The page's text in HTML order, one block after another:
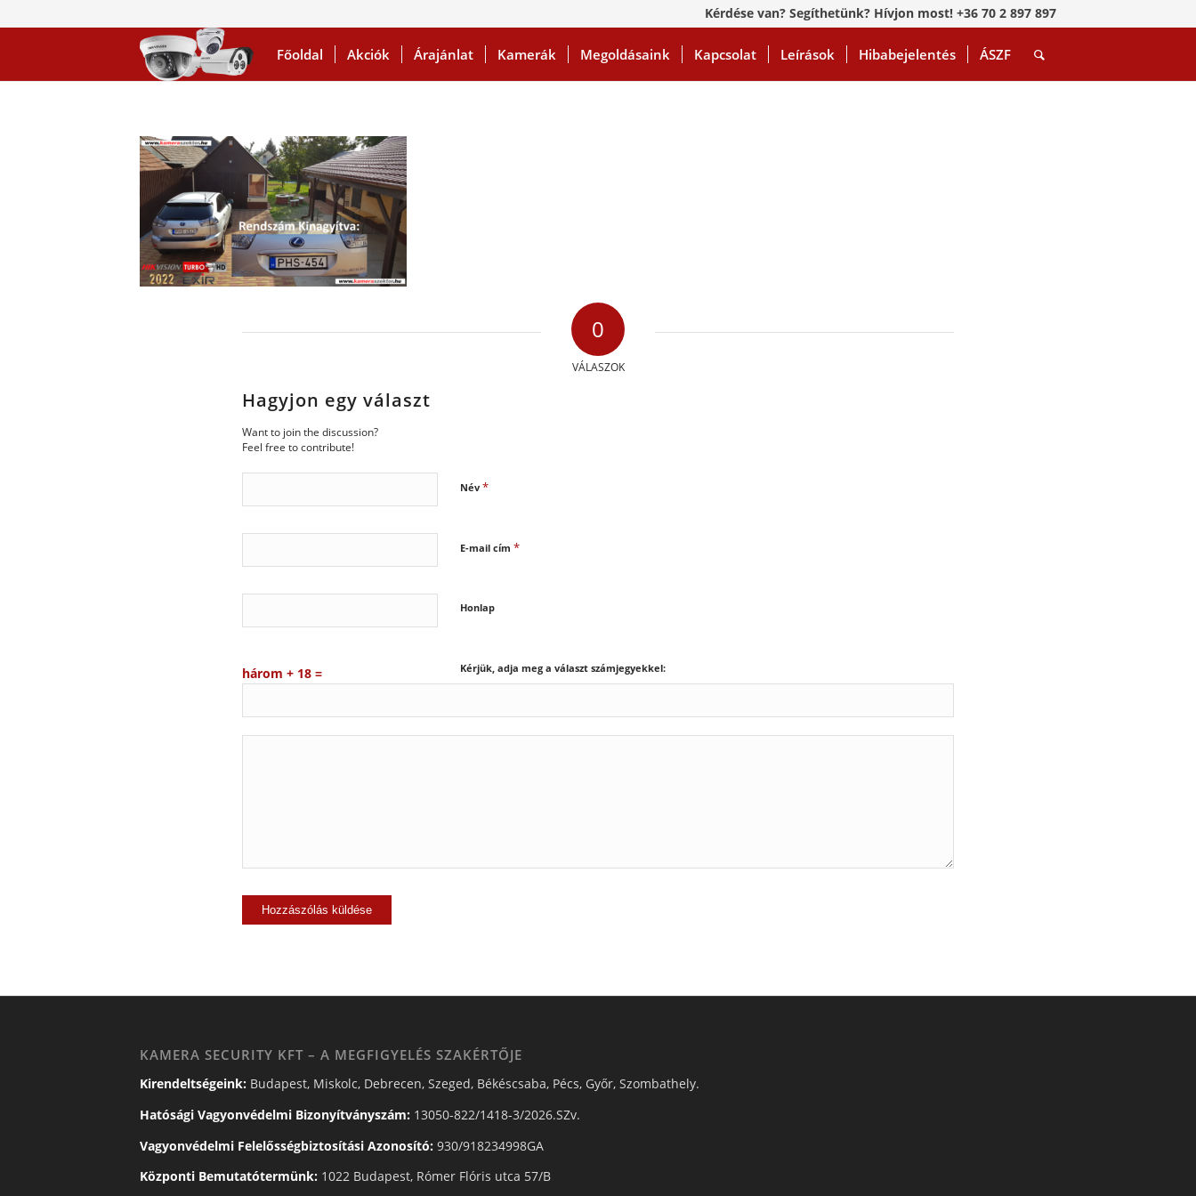
Kérdése van? Segíthetünk? Hívjon most! +36 70 2 897 897
Főoldal Akciók Árajánlat Kamerák Megoldásaink Kapcsolat Leírások Hibabejelentés ÁSZF
0
VÁLASZOK
Hagyjon egy választ
Want to join the discussion?
Feel free to contribute!
Név *
E-mail cím *
Honlap
Kérjük, adja meg a választ számjegyekkel:
három + 18 =
KAMERA SECURITY KFT – A MEGFIGYELÉS SZAKÉRTŐJE
Kirendeltségeink: Budapest, Miskolc, Debrecen, Szeged, Békéscsaba, Pécs, Győr, Szombathely.
Hatósági Vagyonvédelmi Bizonyítványszám: 13050-822/1418-3/2026.SZv.
Vagyonvédelmi Felelősségbiztosítási Azonosító: 930/918234998GA
Központi Bemutatótermünk: 1022 Budapest, Rómer Flóris utca 57/B